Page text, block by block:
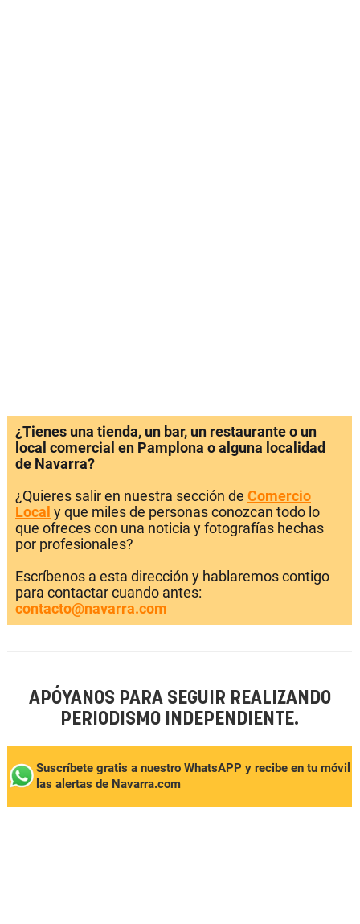
¿Tienes una tienda, un bar, un restaurante o un
local comercial en Pamplona o alguna localidad
de Navarra?
¿Quieres salir en nuestra sección de Comercio
Local y que miles de personas conozcan todo lo
que ofreces con una noticia y fotografías hechas
por profesionales?
Escríbenos a esta dirección y hablaremos contigo
para contactar cuando antes:
contacto@navarra.com
APÓYANOS PARA SEGUIR REALIZANDO
PERIODISMO INDEPENDIENTE.
Suscríbete gratis a nuestro WhatsAPP y recibe en tu móvil
las alertas de Navarra.com